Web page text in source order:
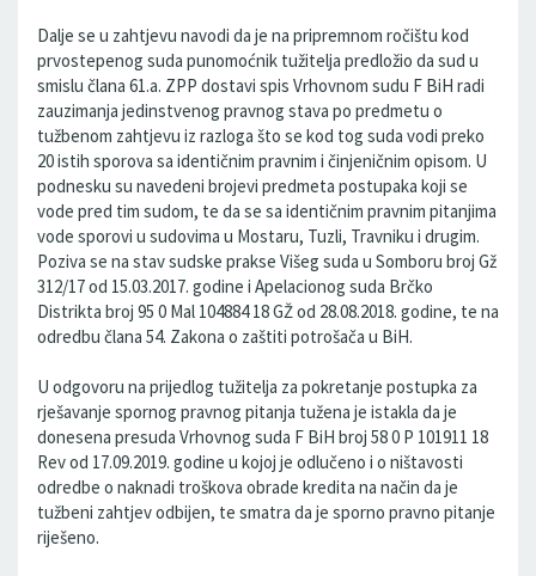
Dalje se u zahtjevu navodi da je na pripremnom ročištu kod
prvostepenog suda punomoćnik tužitelja predložio da sud u
smislu člana 61.a. ZPP dostavi spis Vrhovnom sudu F BiH radi
zauzimanja jedinstvenog pravnog stava po predmetu o
tužbenom zahtjevu iz razloga što se kod tog suda vodi preko
20 istih sporova sa identičnim pravnim i činjeničnim opisom. U
podnesku su navedeni brojevi predmeta postupaka koji se
vode pred tim sudom, te da se sa identičnim pravnim pitanjima
vode sporovi u sudovima u Mostaru, Tuzli, Travniku i drugim.
Poziva se na stav sudske prakse Višeg suda u Somboru broj Gž
312/17 od 15.03.2017. godine i Apelacionog suda Brčko
Distrikta broj 95 0 Mal 104884 18 GŽ od 28.08.2018. godine, te na
odredbu člana 54. Zakona o zaštiti potrošača u BiH.
U odgovoru na prijedlog tužitelja za pokretanje postupka za
rješavanje spornog pravnog pitanja tužena je istakla da je
donesena presuda Vrhovnog suda F BiH broj 58 0 P 101911 18
Rev od 17.09.2019. godine u kojoj je odlučeno i o ništavosti
odredbe o naknadi troškova obrade kredita na način da je
tužbeni zahtjev odbijen, te smatra da je sporno pravno pitanje
riješeno.